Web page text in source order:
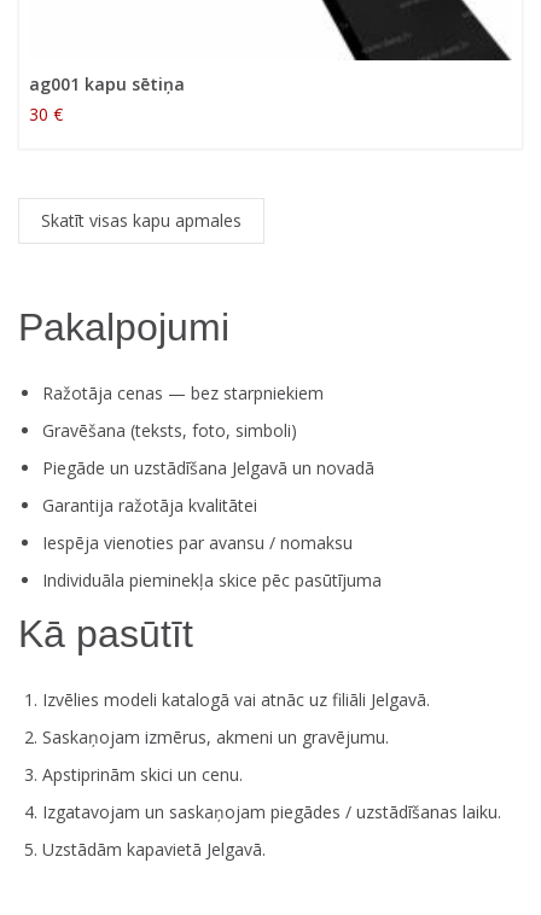
ag001 kapu sētiņa
30 €
Skatīt visas kapu apmales
Pakalpojumi
Ražotāja cenas — bez starpniekiem
Gravēšana (teksts, foto, simboli)
Piegāde un uzstādīšana Jelgavā un novadā
Garantija ražotāja kvalitātei
Iespēja vienoties par avansu / nomaksu
Individuāla pieminekļa skice pēc pasūtījuma
Kā pasūtīt
Izvēlies modeli katalogā vai atnāc uz filiāli Jelgavā.
Saskaņojam izmērus, akmeni un gravējumu.
Apstiprinām skici un cenu.
Izgatavojam un saskaņojam piegādes / uzstādīšanas laiku.
Uzstādām kapavietā Jelgavā.